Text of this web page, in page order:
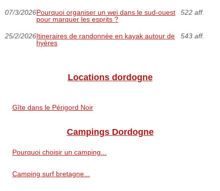
07/3/2026Pourquoi organiser un wei dans le sud-ouest
pour marquer les esprits ?
522 aff.
25/2/2026Itineraires de randonnée en kayak autour de
hyères
543 aff.
Locations dordogne
Gîte dans le Périgord Noir
Campings Dordogne
Pourquoi choisir un camping...
Camping surf bretagne...